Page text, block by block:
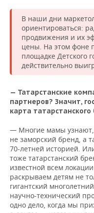
В наши дни
ориентироваться:
продвижения и их
цены. На этом фоне
площадке Детского
действительно
— Татарстанские
партнеров? Значит,
карта татарстанского
— Многие мамы узнают,
не заморский бренд, а
70-летней историей.
тоже татарстанский
известной всем
раскрываем детям не
гигантский
научно-технический
одно дело, когда мы